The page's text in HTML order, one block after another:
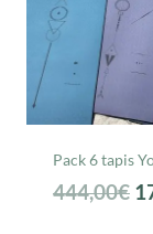
Pack 6 tapis
444,00€